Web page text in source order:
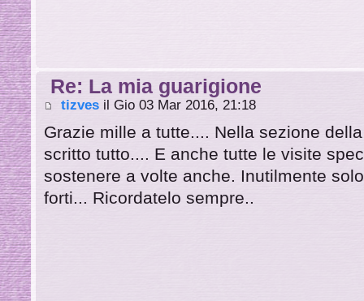
Re: La mia guarigione
tizves il Gio 03 Mar 2016, 21:18
Grazie mille a tutte.... Nella sezione
scritto tutto.... E anche tutte le visite
sostenere a volte anche. Inutilmente
forti... Ricordatelo sempre..